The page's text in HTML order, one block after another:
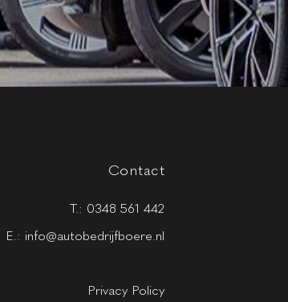
Contact
T.: 0348 561 442
E.: info@autobedrijfboere.nl
Privacy Policy